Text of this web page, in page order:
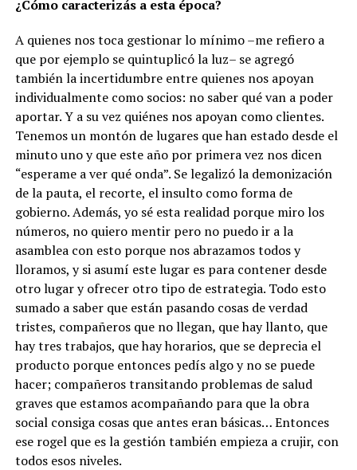
¿Cómo caracterizás a esta época?
A quienes nos toca gestionar lo mínimo –me refiero a
que por ejemplo se quintuplicó la luz– se agregó
también la incertidumbre entre quienes nos apoyan
individualmente como socios: no saber qué van a poder
aportar. Y a su vez quiénes nos apoyan como clientes.
Tenemos un montón de lugares que han estado desde el
minuto uno y que este año por primera vez nos dicen
“esperame a ver qué onda”. Se legalizó la demonización
de la pauta, el recorte, el insulto como forma de
gobierno. Además, yo sé esta realidad porque miro los
números, no quiero mentir pero no puedo ir a la
asamblea con esto porque nos abrazamos todos y
lloramos, y si asumí este lugar es para contener desde
otro lugar y ofrecer otro tipo de estrategia. Todo esto
sumado a saber que están pasando cosas de verdad
tristes, compañeros que no llegan, que hay llanto, que
hay tres trabajos, que hay horarios, que se deprecia el
producto porque entonces pedís algo y no se puede
hacer; compañeros transitando problemas de salud
graves que estamos acompañando para que la obra
social consiga cosas que antes eran básicas… Entonces
ese rogel que es la gestión también empieza a crujir, con
todos esos niveles.